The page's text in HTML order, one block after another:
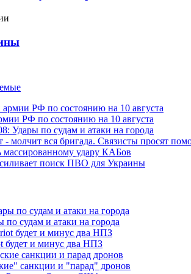
РФ по состоянию на 10 августа
Удары по судам и атаки на города
- молчит вся бригада. Связисты просят
массированному удару КАБов
поиск ПВО для Украины
по судам и атаки на города
будет и минус два НПЗ
санкции и "парад" дронов